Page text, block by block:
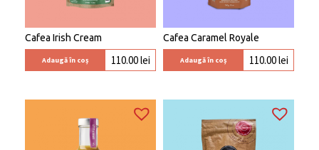
Cafea Irish Cream
Adaugă în coș 110.00lei
Cafea Caramel Royale
Adaugă în coș 110.00lei